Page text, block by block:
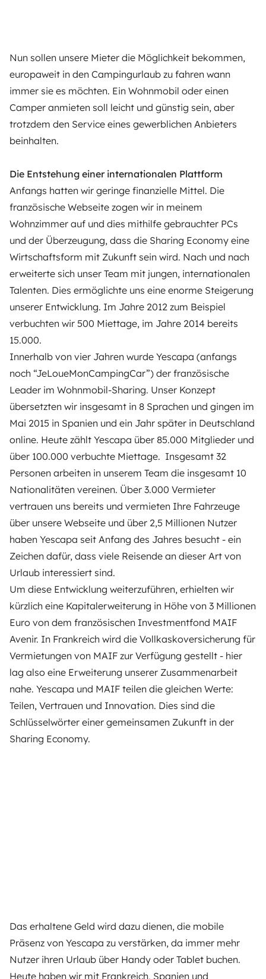
Nun sollen unsere Mieter die Möglichkeit bekommen,
europaweit in den Campingurlaub zu fahren wann
immer sie es möchten. Ein Wohnmobil oder einen
Camper anmieten soll leicht und günstig sein, aber
trotzdem den Service eines gewerblichen Anbieters
beinhalten.
Die Entstehung einer internationalen Plattform
Anfangs hatten wir geringe finanzielle Mittel. Die
französische Webseite zogen wir in meinem
Wohnzimmer auf und dies mithilfe gebrauchter PCs
und der Überzeugung, dass die Sharing Economy eine
Wirtschaftsform mit Zukunft sein wird. Nach und nach
erweiterte sich unser Team mit jungen, internationalen
Talenten. Dies ermöglichte uns eine enorme Steigerung
unserer Entwicklung. Im Jahre 2012 zum Beispiel
verbuchten wir 500 Miettage, im Jahre 2014 bereits
15.000.
Innerhalb von vier Jahren wurde Yescapa (anfangs
noch “JeLoueMonCampingCar”) der französische
Leader im Wohnmobil-Sharing. Unser Konzept
übersetzten wir insgesamt in 8 Sprachen und gingen im
Mai 2015 in Spanien und ein Jahr später in Deutschland
online. Heute zählt Yescapa über 85.000 Mitglieder und
über 100.000 verbuchte Miettage. Insgesamt 32
Personen arbeiten in unserem Team die insgesamt 10
Nationalitäten vereinen. Über 3.000 Vermieter
vertrauen uns bereits und vermieten Ihre Fahrzeuge
über unsere Webseite und über 2,5 Millionen Nutzer
haben Yescapa seit Anfang des Jahres besucht - ein
Zeichen dafür, dass viele Reisende an dieser Art von
Urlaub interessiert sind.
Um diese Entwicklung weiterzuführen, erhielten wir
kürzlich eine Kapitalerweiterung in Höhe von 3 Millionen
Euro von dem französischen Investmentfond MAIF
Avenir. In Frankreich wird die Vollkaskoversicherung für
Vermietungen von MAIF zur Verfügung gestellt - hier
lag also eine Erweiterung unserer Zusammenarbeit
nahe. Yescapa und MAIF teilen die gleichen Werte:
Teilen, Vertrauen und Innovation. Dies sind die
Schlüsselwörter einer gemeinsamen Zukunft in der
Sharing Economy.
Das erhaltene Geld wird dazu dienen, die mobile
Präsenz von Yescapa zu verstärken, da immer mehr
Nutzer ihren Urlaub über Handy oder Tablet buchen.
Heute haben wir mit Frankreich, Spanien und